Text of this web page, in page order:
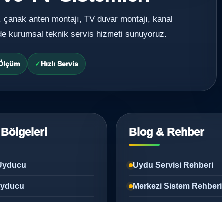
anten montajı, TV duvar montajı, kanal
kurumsal teknik servis hizmeti sunuyoruz.
Hızlı Servis
Blog & Rehber
Uydu Servisi Rehberi
Merkezi Sistem Rehberi